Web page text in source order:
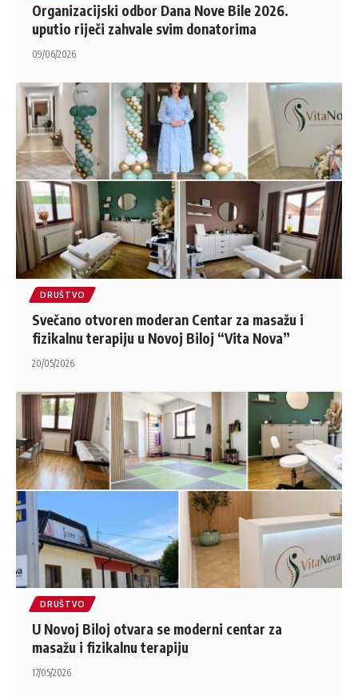
Organizacijski odbor Dana Nove Bile 2026.
uputio riječi zahvale svim donatorima
09/06/2026
DRUŠTVO
Svečano otvoren moderan Centar za masažu i
fizikalnu terapiju u Novoj Biloj “Vita Nova”
20/05/2026
DRUŠTVO
U Novoj Biloj otvara se moderni centar za
masažu i fizikalnu terapiju
17/05/2026